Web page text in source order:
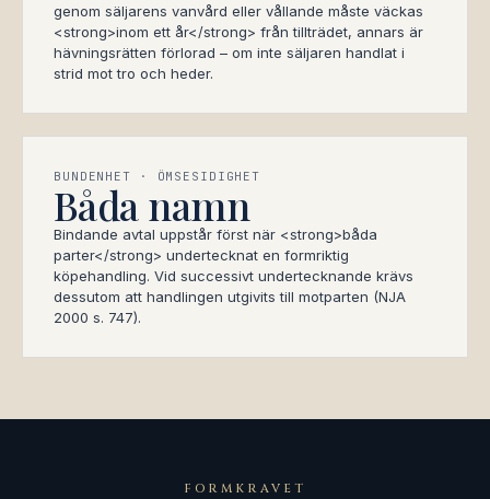
genom säljarens vanvård eller vållande måste väckas
<strong>inom ett år</strong> från tillträdet, annars är
hävningsrätten förlorad – om inte säljaren handlat i
strid mot tro och heder.
BUNDENHET · ÖMSESIDIGHET
Båda namn
Bindande avtal uppstår först när <strong>båda
parter</strong> undertecknat en formriktig
köpehandling. Vid successivt undertecknande krävs
dessutom att handlingen utgivits till motparten (NJA
2000 s. 747).
FORMKRAVET